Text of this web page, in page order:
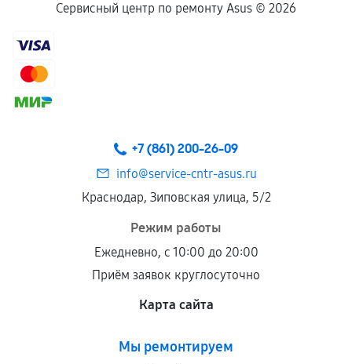
Сервисный центр по ремонту Asus © 2026
+7 (861) 200-26-09
info@service-cntr-asus.ru
Краснодар, Зиповская улица, 5/2
Режим работы
Ежедневно, с 10:00 до 20:00
Приём заявок круглосуточно
Карта сайта
Мы ремонтируем